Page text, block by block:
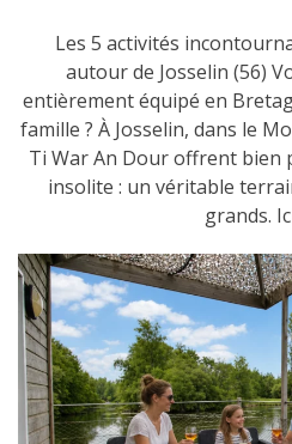
Les 5 activités
autour de Josselin (56)
entièrement équipé en
famille ? À Josselin, dans le
Ti War An Dour offrent bien
insolite : un véritable
grands.